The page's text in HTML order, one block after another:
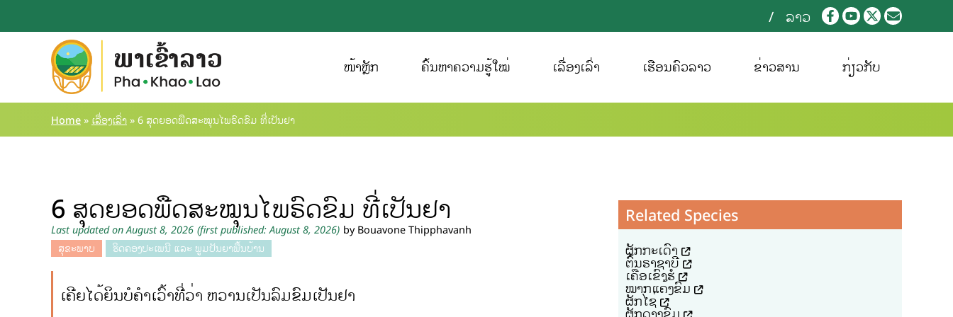
ລາວ
ໜ້າຫຼັກ ຄົ້ນຫາຄວາມຮູ້ໃໝ່ ເລື່ອງເລົ່າ ເຮືອນຄົວລາວ ຂ່າວສານ ກ່ຽວກັບ
Home » ເລື່ອງເລົ່າ » 6 ສຸດຍອດພືດສະໝຸນໄພຣົດຂົມ ທີ່ເປັນຢາ
6 ສຸດຍອດພືດສະໝຸນໄພຣົດຂົມ ທີ່ເປັນຢາ
Last updated on August 8, 2026 (first published: August 8, 2026) by Bouavone Thipphavanh
ສຸຂະພາບ
ຮິດຄອງປະເພນີ ແລະ ພູມປັນຍາພື້ນບ້ານ
ເຄີຍໄດ້ຍິນບໍຄຳເວົ້າທີ່ວ່າ ຫວານເປັນລົມຂົມເປັນຢາ
Related Species
ຜັກກະເດົາ
ຕົ້ນຣາຊາບີ
ເຄືອເຂົາຮໍ
ໝາກແຄ້ງຂົມ
ຜັກໄຊ່
ຜັກດາງຂົມ